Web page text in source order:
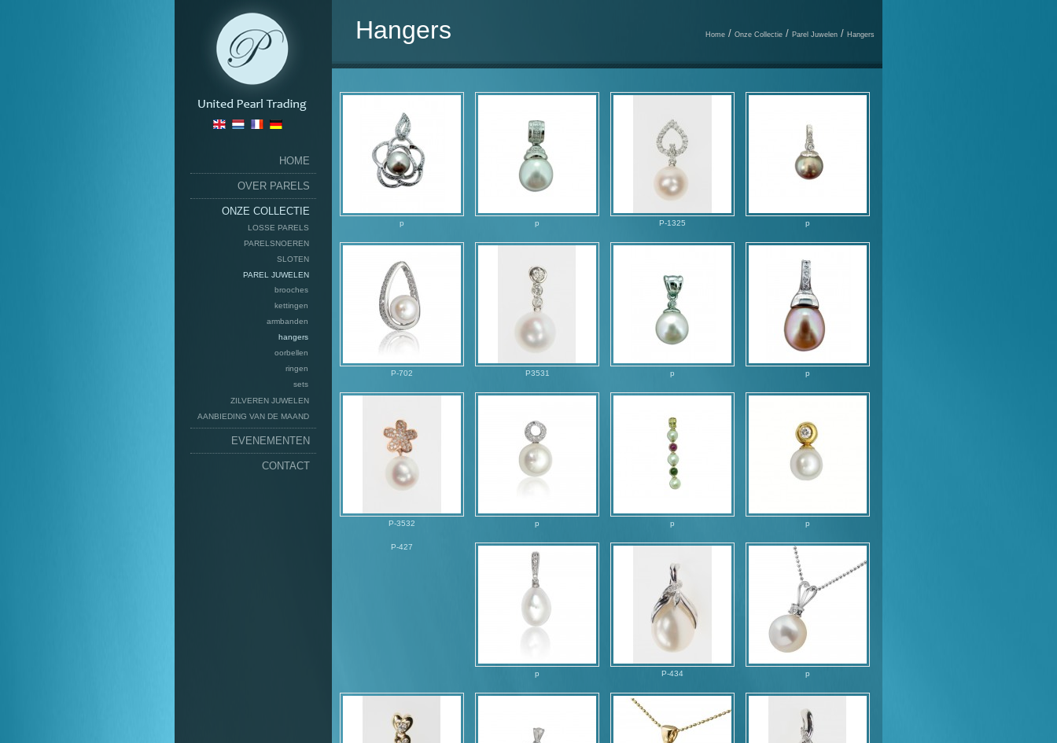
HOME
OVER PARELS
ONZE COLLECTIE
LOSSE PARELS
PARELSNOEREN
SLOTEN
PAREL JUWELEN
brooches
kettingen
armbanden
hangers
oorbellen
ringen
sets
ZILVEREN JUWELEN
AANBIEDING VAN DE MAAND
EVENEMENTEN
CONTACT
Home / Onze Collectie / Parel Juwelen / Hangers
Hangers
p p P-1325 p
P-702 P3531 p p
P-3532 p p p
P-427
p P-434 p